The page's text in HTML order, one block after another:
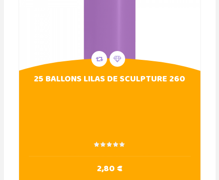
25 BALLONS LILAS DE SCULPTURE 260
2,80 €